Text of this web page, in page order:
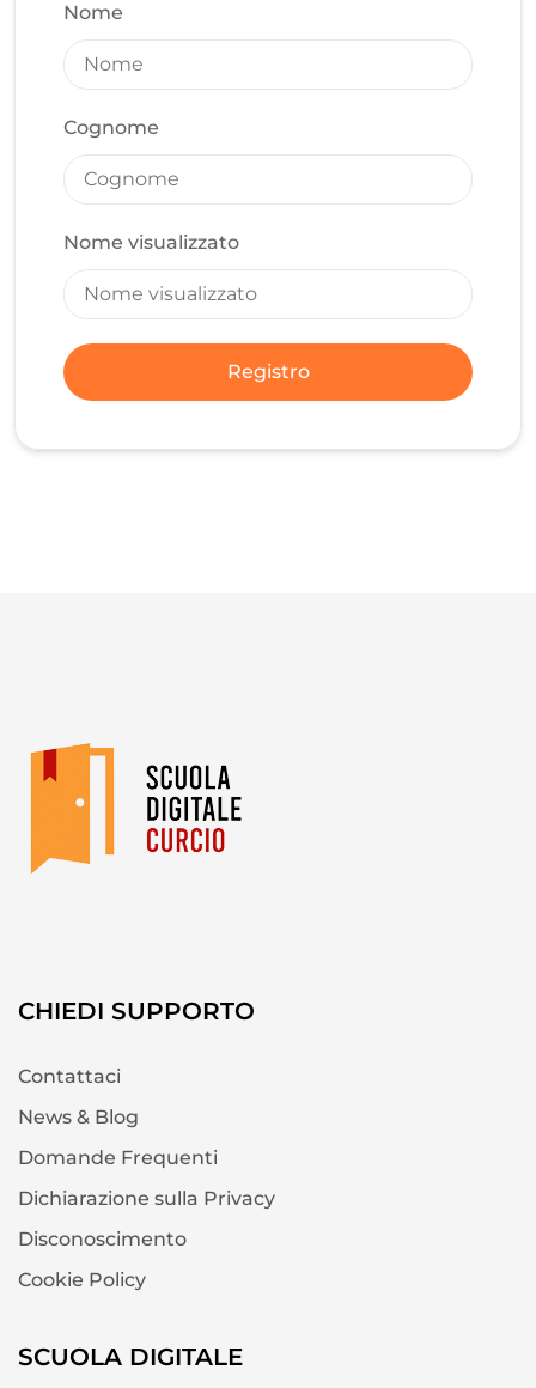
Nome
Cognome
Nome visualizzato
Registro
CHIEDI SUPPORTO
Contattaci
News & Blog
Domande Frequenti
Dichiarazione sulla Privacy
Disconoscimento
Cookie Policy
SCUOLA DIGITALE